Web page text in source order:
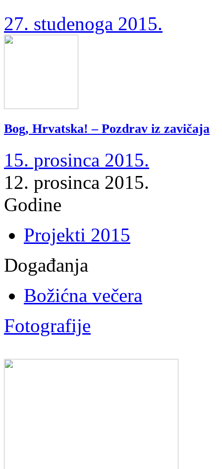
27. studenoga 2015.
Bog, Hrvatska! – Pozdrav iz zavičaja
15. prosinca 2015.
12. prosinca 2015.
Godine
Projekti 2015
Događanja
Božićna večera
Fotografije